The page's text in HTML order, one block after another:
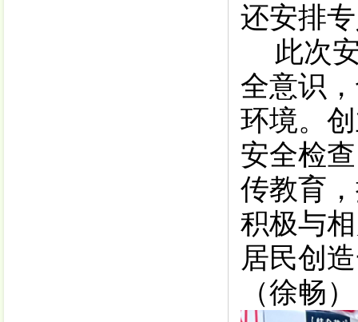
还安排
此次
全意识
环境。
安全检
传教育
积极与
居民创
（徐畅）